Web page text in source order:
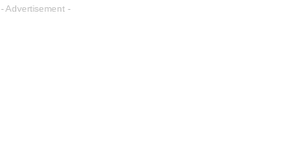
- Advertisement -